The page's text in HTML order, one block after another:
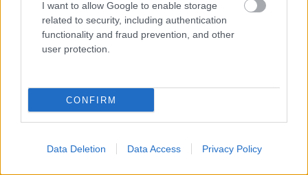
I want to allow Google to enable storage
related to security, including authentication
functionality and fraud prevention, and other
user protection.
CONFIRM
Data Deletion Data Access Privacy Policy
2 napja
Újabb korábbi F2-es bajnok folytatja a Formula-E-ben